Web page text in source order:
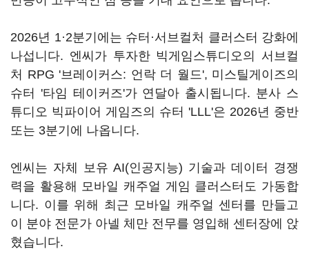
2026년 1·2분기에는 슈터·서브컬처 클러스터 강화에
나섭니다. 엔씨가 투자한 빅게임스튜디오의 서브컬
처 RPG '브레이커스: 언락 더 월드', 미스틸게이즈의
슈터 '타임 테이커즈'가 연달아 출시됩니다. 분사 스
튜디오 빅파이어 게임즈의 슈터 'LLL'은 2026년 중반
또는 3분기에 나옵니다.
엔씨는 자체 보유 AI(인공지능) 기술과 데이터 경쟁
력을 활용해 모바일 캐주얼 게임 클러스터도 가동합
니다. 이를 위해 최근 모바일 캐주얼 센터를 만들고
이 분야 전문가 아넬 체만 전무를 영입해 센터장에 앉
혔습니다.